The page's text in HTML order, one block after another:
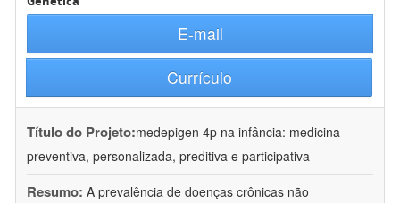
E-mail
Currículo
Título do Projeto:medepigen 4p na infância: medicina
preventiva, personalizada, preditiva e participativa
Resumo: A prevalência de doenças crônicas não